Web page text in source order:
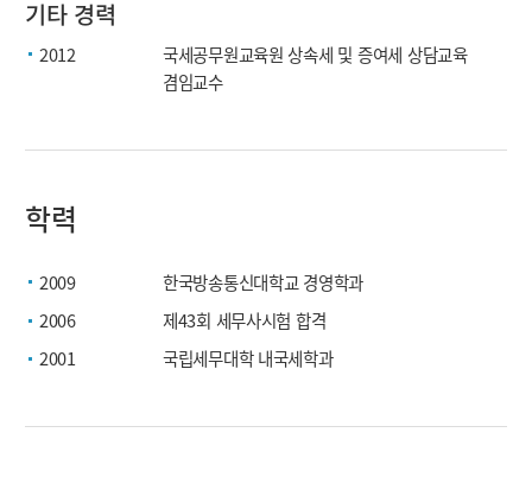
기타 경력
2012
국세공무원교육원 상속세 및 증여세 상담교육
겸임교수
학력
2009
한국방송통신대학교 경영학과
2006
제43회 세무사시험 합격
2001
국립세무대학 내국세학과